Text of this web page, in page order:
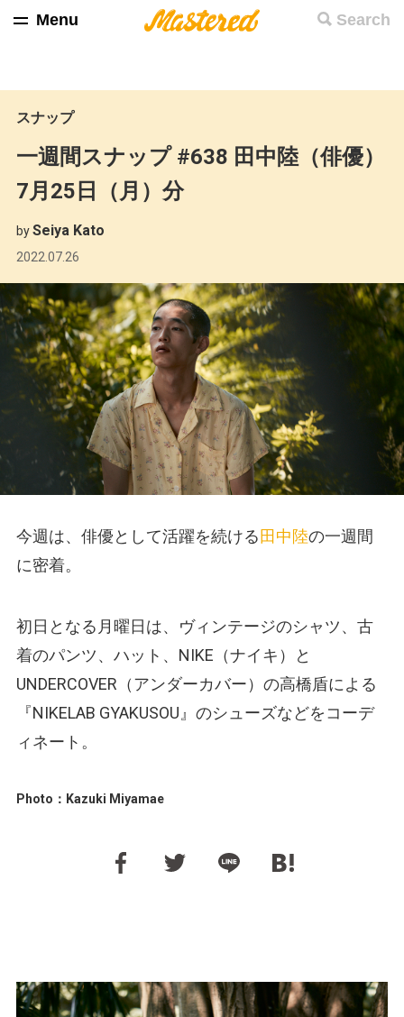
Search
Menu
スナップ
一週間スナップ #638 田中陸（俳優）
7月25日（月）分
bySeiya Kato
2022.07.26
今週は、俳優として活躍を続ける 田中陸の一週間
に密着。
初日となる月曜日は、ヴィンテージのシャツ、古
着のパンツ、ハット、NIKE（ナイキ）と
UNDERCOVER（アンダーカバー）の高橋盾による
『NIKELAB GYAKUSOU』のシューズなどをコーデ
ィネート。
Photo：Kazuki Miyamae